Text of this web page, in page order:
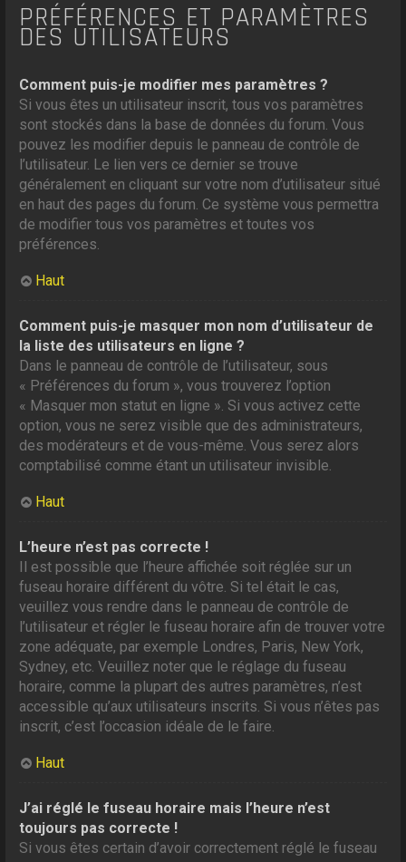
PRÉFÉRENCES ET PARAMÈTRES
DES UTILISATEURS
Comment puis-je modifier mes paramètres ?
Si vous êtes un utilisateur inscrit, tous vos paramètres
sont stockés dans la base de données du forum. Vous
pouvez les modifier depuis le panneau de contrôle de
l’utilisateur. Le lien vers ce dernier se trouve
généralement en cliquant sur votre nom d’utilisateur situé
en haut des pages du forum. Ce système vous permettra
de modifier tous vos paramètres et toutes vos
préférences.
Haut
Comment puis-je masquer mon nom d’utilisateur de
la liste des utilisateurs en ligne ?
Dans le panneau de contrôle de l’utilisateur, sous
« Préférences du forum », vous trouverez l’option
« Masquer mon statut en ligne ». Si vous activez cette
option, vous ne serez visible que des administrateurs,
des modérateurs et de vous-même. Vous serez alors
comptabilisé comme étant un utilisateur invisible.
Haut
L’heure n’est pas correcte !
Il est possible que l’heure affichée soit réglée sur un
fuseau horaire différent du vôtre. Si tel était le cas,
veuillez vous rendre dans le panneau de contrôle de
l’utilisateur et régler le fuseau horaire afin de trouver votre
zone adéquate, par exemple Londres, Paris, New York,
Sydney, etc. Veuillez noter que le réglage du fuseau
horaire, comme la plupart des autres paramètres, n’est
accessible qu’aux utilisateurs inscrits. Si vous n’êtes pas
inscrit, c’est l’occasion idéale de le faire.
Haut
J’ai réglé le fuseau horaire mais l’heure n’est
toujours pas correcte !
Si vous êtes certain d’avoir correctement réglé le fuseau